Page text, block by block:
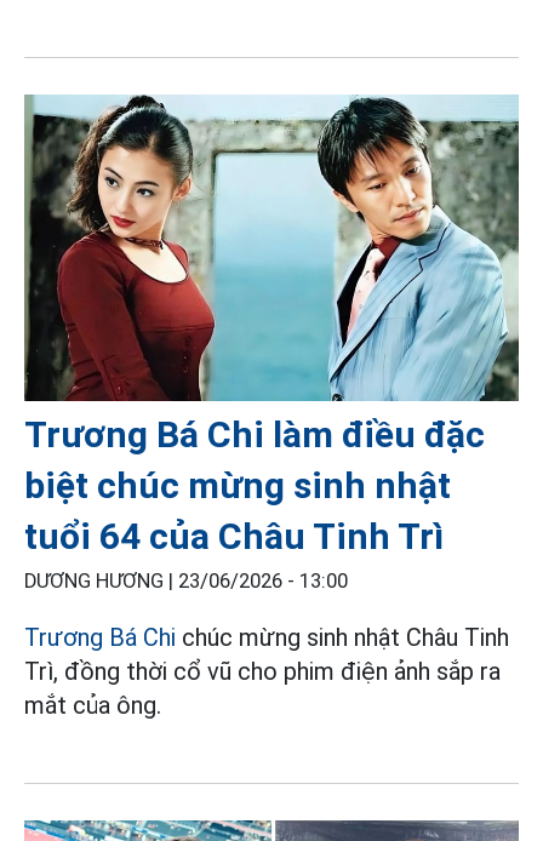
Trương Bá Chi làm điều đặc
biệt chúc mừng sinh nhật
tuổi 64 của Châu Tinh Trì
DƯƠNG HƯƠNG | 23/06/2026 - 13:00
Trương Bá Chi chúc mừng sinh nhật Châu Tinh
Trì, đồng thời cổ vũ cho phim điện ảnh sắp ra
mắt của ông.